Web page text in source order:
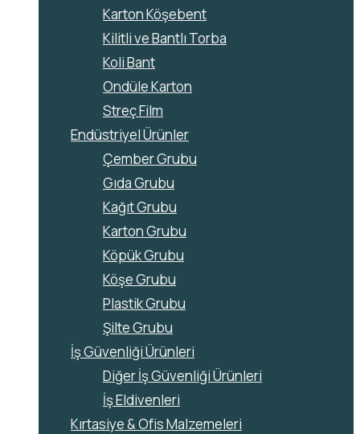
Karton Köşebent
Kilitli ve Bantlı Torba
Koli Bant
Ondüle Karton
Streç Film
Endüstriyel Ürünler
Çember Grubu
Gıda Grubu
Kağıt Grubu
Karton Grubu
Köpük Grubu
Köşe Grubu
Plastik Grubu
Şilte Grubu
İş Güvenliği Ürünleri
Diğer İş Güvenliği Ürünleri
İş Eldivenleri
Kırtasiye & Ofis Malzemeleri